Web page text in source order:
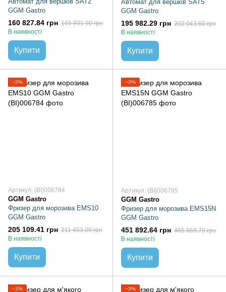
GGM Gastro
160 827.84 грн 165 801.90 грн
В наявності
Купити
Автомат для вершків SAT5
GGM Gastro
195 982.29 грн 202 043.60 грн
В наявності
Купити
−3%
Артикул: (BI)006784
GGM Gastro
Фризер для морозива EMS10
GGM Gastro
205 109.41 грн 211 453.00 грн
В наявності
Купити
−3%
Артикул: (BI)006785
GGM Gastro
Фризер для морозива EMS15N
GGM Gastro
451 892.64 грн 465 868.70 грн
В наявності
Купити
−3% −3%